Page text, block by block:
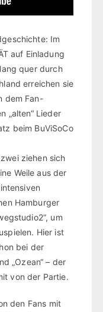
Im
auf Einladung
quer durch
erreichen sie
dem Fan-
„alten“ Lieder
beim BuViSoCo
ziehen sich
Weile aus der
Hamburger
um
Hier ist
bei der
„Ozean“ – der
von der Partie.
den Fans mit